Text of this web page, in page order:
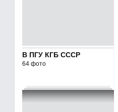
В ПГУ КГБ СССР
64 фото